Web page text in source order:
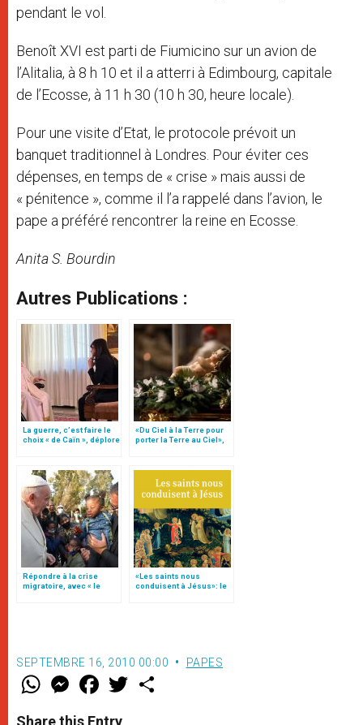
pendant le vol.
Benoît XVI est parti de Fiumicino sur un avion de
l’Alitalia, à 8 h 10 et il a atterri à Edimbourg, capitale
de l’Ecosse, à 11 h 30 (10 h 30, heure locale).
Pour une visite d’Etat, le protocole prévoit un
banquet traditionnel à Londres. Pour éviter ces
dépenses, en temps de « crise » mais aussi de
« pénitence », comme il l’a rappelé dans l’avion, le
pape a préféré rencontrer la reine en Ecosse.
Anita S. Bourdin
Autres Publications :
La guerre, c’est faire le
choix « de Caïn », déplore
«Du Ciel à la Terre pour
porter la Terre au Ciel»,
Répondre à la crise
migratoire, avec « le
«Les saints nous
conduisent à Jésus»: le
SEPTEMBRE 16, 2010 00:00 PAPES
W
t
M
e
s
F
a
e
w
Share this Entry